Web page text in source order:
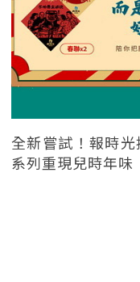
全新嘗試！報時
系列重現兒時年味